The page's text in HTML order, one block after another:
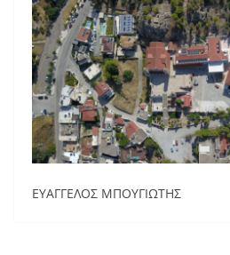
ΕΥΑΓΓΕΛΟΣ ΜΠΟΥΓΙΩΤΗΣ